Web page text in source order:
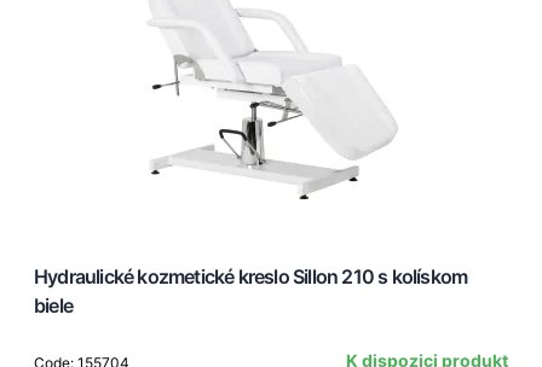
Hydraulické kozmetické kreslo Sillon 210 s kolískom
biele
Code: 155704
K dispozici produkt